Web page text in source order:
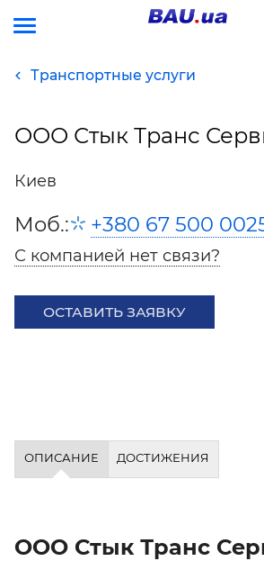
Транспортные услуги
ООО Стык Транс
Киев
Моб.: +380 67 500
С компанией нет связи?
ОСТАВИТЬ ЗАЯВКУ
ОПИСАНИЕ ДОСТИЖЕНИЯ
ООО Стык Транс